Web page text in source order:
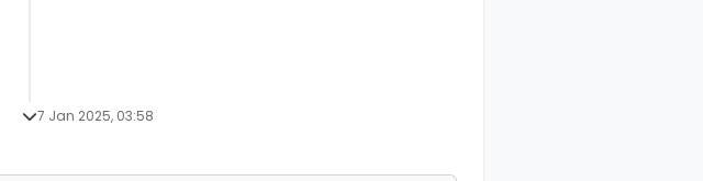
7 Jan 2025, 03:58